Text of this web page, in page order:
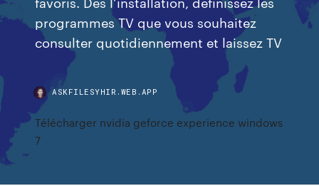
programmes TV que vous souhaitez
consulter quotidiennement et laissez TV
ASKFILESYHIR.WEB.APP
Télécharger nvidia geforce experience windows
7